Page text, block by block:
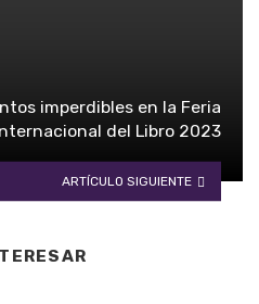
imperdibles en la Feria
del Libro 2023
ARTÍCULO SIGUIENTE